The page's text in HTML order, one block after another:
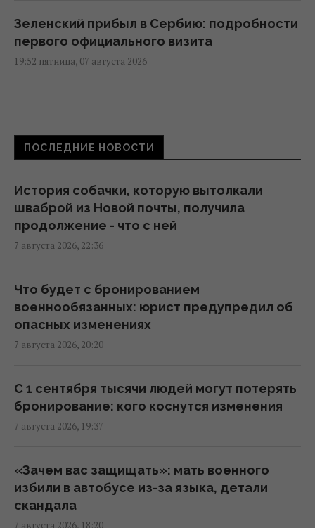
Зеленский прибыл в Сербию: подробности
первого официального визита
19:52 пятница, 07 августа 2026
Atlantic
19:23 пятница, 07 августа 2026
База ФСБ, корабли и ЗРК "Бук": Мадяр
раскрыл результаты ударов по
российским целям (видео)
Зеленский впервые поедет с официальным
визитом в Сербию: названа дата
17:18 пятница, 07 августа 2026
Россия ударила по футбольному стадиону
"Черноморец" в Одессе, есть раненые
(фото, видео)
Дроны уже полдня атакуют Крым: ГУР
провел "морской парад" в Ялте
16:31 пятница, 07 августа 2026
ПОСЛЕДНИЕ НОВОСТИ
История собачки, которую вытолкали
шваброй из Новой почты, получила
продолжение - что с ней
7 августа 2026, 22:36
Что будет с бронированием
военнообязанных: юрист предупредил об
опасных изменениях
7 августа 2026, 20:20
С 1 сентября тысячи людей могут потерять
бронирование: кого коснутся изменения
7 августа 2026, 19:37
«Зачем вас защищать»: мать военного
избили в автобусе из-за языка, детали
скандала
7 августа 2026, 18:20